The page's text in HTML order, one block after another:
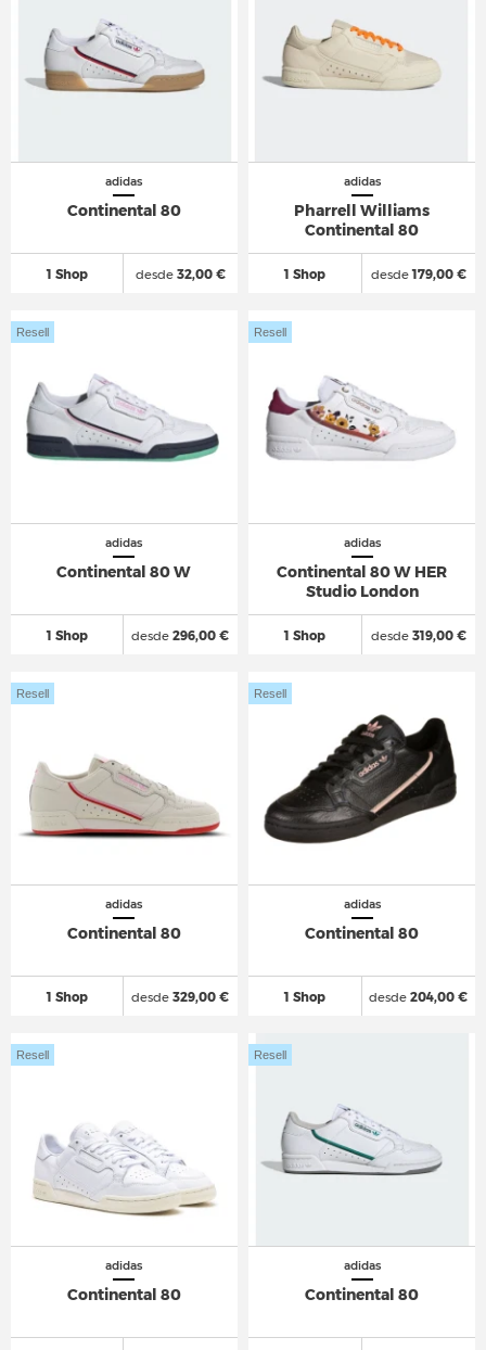
adidas
Continental 80
1 Shop desde32,00 €
adidas
Pharrell Williams
Continental 80
1 Shop desde179,00 €
adidas
Continental 80 W
1 Shop
Resell
desde 296,00 €
adidas
Continental 80 W HER
Studio London
1 Shop
Resell
desde319,00 €
adidas
Continental 80
1 Shop
Resell
desde 329,00 €
adidas
Continental 80
1 Shop
Resell
desde 204,00 €
adidas
Continental 80
Resell
adidas
Continental 80
Resell